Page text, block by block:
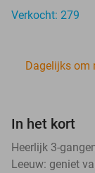
Verkocht: 279
Dagelijks om
In het kort
Heerlijk 3-
Leeuw: geniet